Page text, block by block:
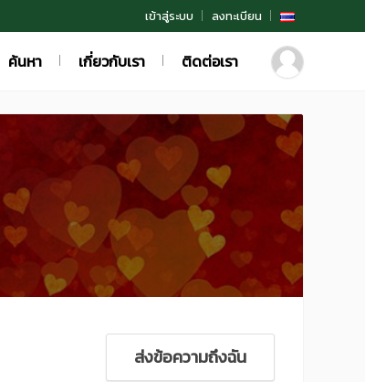
เข้าสู่ระบบ ลงทะเบียน
ค้นหา เกี่ยวกับเรา ติดต่อเรา
ส่งข้อความถึงฉัน